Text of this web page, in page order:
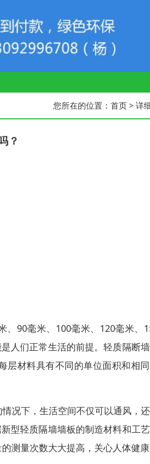
您所在的位置： 首页> 详
？
、90毫米、100毫米、120毫米、
人们正常生活的前提。轻质隔断
层材料具有不同的单位面积和相
况下，生活空间不仅可以通风，
型轻质隔墙墙板的制造材料和工
测量次数大大提高，关心人体健